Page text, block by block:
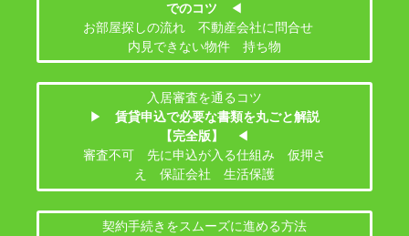
でのコツ
◀
お部屋探しの流れ 不動産会社に問合せ
内見できない物件 持ち物
入居審査を通るコツ
▶
賃貸申込で必要な書類を丸ごと解説
【完全版】
◀
審査不可 先に申込が入る仕組み 仮押さ
え 保証会社 生活保護
契約手続きをスムーズに進める方法